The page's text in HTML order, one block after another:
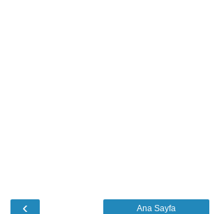
‹ Ana Sayfa